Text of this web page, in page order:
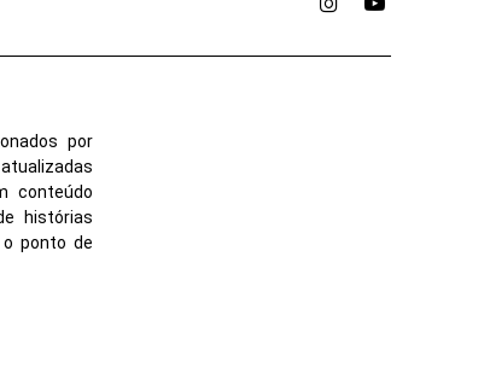
InstagramYouTube
por
conteúdo
histórias
ponto de